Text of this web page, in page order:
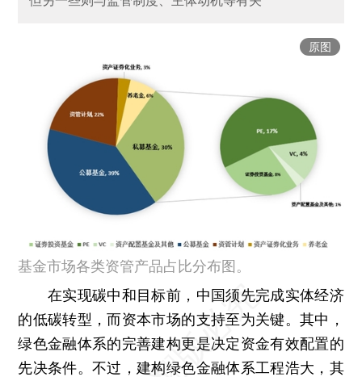
原图
基金市场各类资管产品占比分布图。
在实现碳中和目标前，中国须先完成实体经济
的低碳转型，而资本市场的支持至为关键。其中，
绿色金融体系的完善建构更是决定资金有效配置的
先决条件。不过，建构绿色金融体系工程浩大，其